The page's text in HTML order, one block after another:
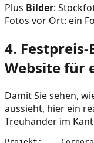
Plus Bilder:
Fotos vor Ort: ein
4.
Website für
Damit Sie sehen,
aussieht, hier ein
Treuhänder im